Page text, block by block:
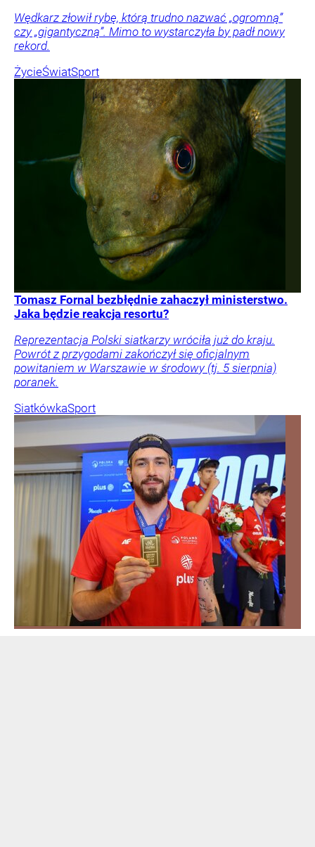
Wędkarz złowił rybę, którą trudno nazwać „ogromną”
czy „gigantyczną”. Mimo to wystarczyła by padł nowy
rekord.
ŻycieŚwiatSport
Tomasz Fornal bezbłędnie zahaczył ministerstwo.
Jaka będzie reakcja resortu?
Reprezentacja Polski siatkarzy wróciła już do kraju.
Powrót z przygodami zakończył się oficjalnym
powitaniem w Warszawie w środowy (tj. 5 sierpnia)
poranek.
SiatkówkaSport